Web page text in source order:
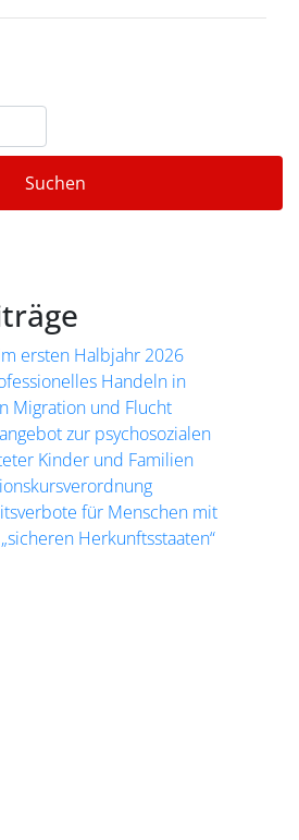
ersten Halbjahr 2026
Handeln in
Migration und Flucht
zur psychosozialen
Kinder und Familien
für Menschen mit
Herkunftsstaaten“